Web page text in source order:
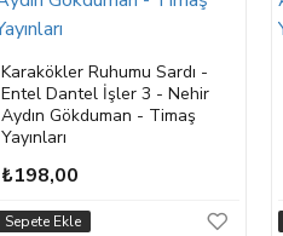
Karakökler Ruhumu Sardı -
Entel Dantel İşler 3 - Nehir
Aydın Gökduman - Timaş
Yayınları
₺198,00
Sepete Ekle